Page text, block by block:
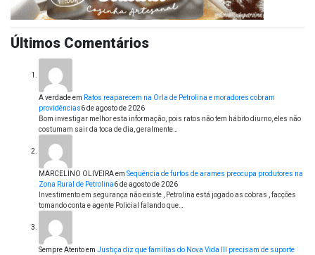
Últimos Comentários
A verdadeem Ratos reaparecem na Orla de Petrolina e moradores cobram
providências6 de agosto de 2026
Bom investigar melhor esta informação, pois ratos não tem hábito diurno, eles não
costumam sair da toca de dia, geralmente…
MARCELINO OLIVEIRAem Sequência de furtos de arames preocupa produtores na
Zona Rural de Petrolina6 de agosto de 2026
Investimento em segurança não existe , Petrolina está jogado as cobras , facções
tomando conta e agente Policial falando que…
Sempre Atentoem Justiça diz que famílias do Nova Vida III precisam de suporte